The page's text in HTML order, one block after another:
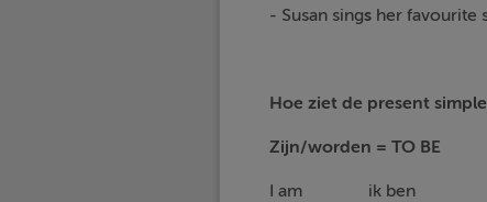
- Susan singsher favourite
Hoe ziet de present
Zijn/worden = TO BE
I am ik ben I